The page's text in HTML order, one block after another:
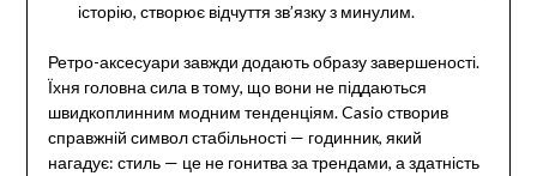
історію, створює відчуття зв’язку з минулим.
Ретро-аксесуари завжди додають образу завершеності.
Їхня головна сила в тому, що вони не піддаються
швидкоплинним модним тенденціям. Casio створив
справжній символ стабільності — годинник, який
нагадує: стиль — це не гонитва за трендами, а здатність